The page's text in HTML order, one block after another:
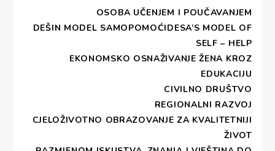
OSOBA UČENJEM I POUČAVANJEM
DEŠIN MODEL SAMOPOMOĆIDESA’S MODEL OF
SELF – HELP
EKONOMSKO OSNAŽIVANJE ŽENA KROZ
EDUKACIJU
CIVILNO DRUŠTVO
REGIONALNI RAZVOJ
CJELOŽIVOTNO OBRAZOVANJE ZA KVALITETNIJI
ŽIVOT
UKOLIKO ŽELITE PODRŽATI RAD
UDRUGE MOŽETE DONIRATI